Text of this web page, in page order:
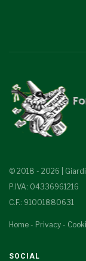
© 2018 - 2026 |
P.IVA: 04336961216
C.F.: 91001880631
Home - Privacy -
SOCIAL